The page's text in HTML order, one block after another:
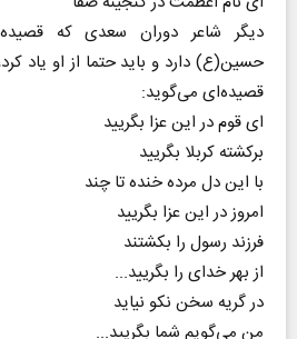
دیگر شاعر دوران سعدی که
حسین(ع) دارد و باید حتما از او یاد
قصیده‌ای می‌گوید:
ای قوم در این عزا بگریید
برکشته کربلا بگریید
با این دل مرده خنده تا چند
امروز در این عزا بگریید
فرزند رسول را بکشتند
از بهر خدای را بگریید...
در گریه سخن نکو نیاید
من می‌گویم شما بگریید...